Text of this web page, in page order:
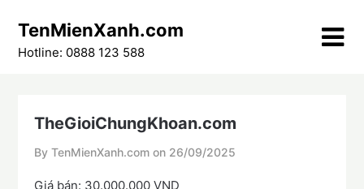
content
TenMienXanh.com
Hotline: 0888 123 588
TheGioiChungKhoan.com
By TenMienXanh.com on 26/09/2025
Giá bán: 30.000.000 VND